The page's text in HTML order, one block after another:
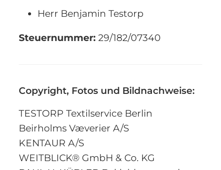
Herr Benjamin Testorp
Steuernummer: 29/182/07340
Copyright, Fotos und Bildnachweise:
TESTORP Textilservice Berlin
Beirholms Væverier A/S
KENTAUR A/S
WEITBLICK® GmbH & Co. KG